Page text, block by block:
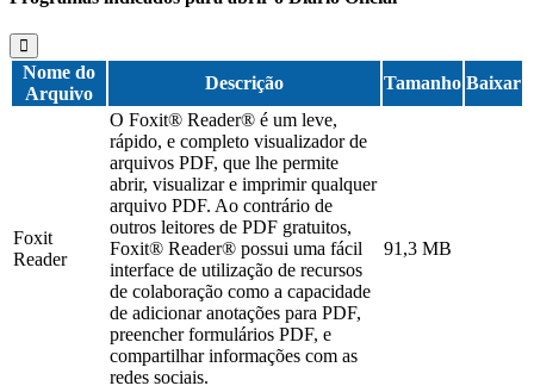
Nome do
Arquivo
Descrição Tamanho Baixar
Foxit
Reader
O Foxit® Reader® é um leve,
rápido, e completo visualizador de
arquivos PDF, que lhe permite
abrir, visualizar e imprimir qualquer
arquivo PDF. Ao contrário de
outros leitores de PDF gratuitos,
Foxit® Reader® possui uma fácil
interface de utilização de recursos
de colaboração como a capacidade
de adicionar anotações para PDF,
preencher formulários PDF, e
compartilhar informações com as
redes sociais.
91,3 MB